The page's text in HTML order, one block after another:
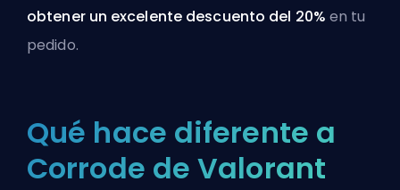
obtener un excelente descuento del 20% en tu
pedido.
Qué hace diferente a
Corrode de Valorant